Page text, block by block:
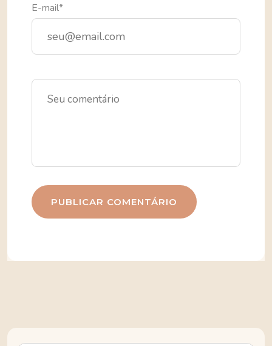
E-mail*
PUBLICAR COMENTÁRIO